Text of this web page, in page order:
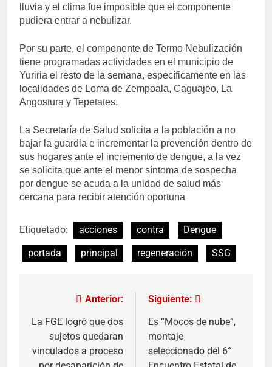
lluvia y el clima fue imposible que el componente
pudiera entrar a nebulizar.
Por su parte, el componente de Termo Nebulización
tiene programadas actividades en el municipio de
Yuriria el resto de la semana, específicamente en las
localidades de Loma de Zempoala, Caguajeo, La
Angostura y Tepetates.
La Secretaría de Salud solicita a la población a no
bajar la guardia e incrementar la prevención dentro de
sus hogares ante el incremento de dengue, a la vez
se solicita que ante el menor síntoma de sospecha
por dengue se acuda a la unidad de salud más
cercana para recibir atención oportuna
Etiquetado: acciones contra
Dengue
portada
principal regeneración SSG
Anterior:
La FGE logró que dos
sujetos quedaran
vinculados a proceso
Siguiente:
Es “Mocos de nube”,
montaje
seleccionado del 6°